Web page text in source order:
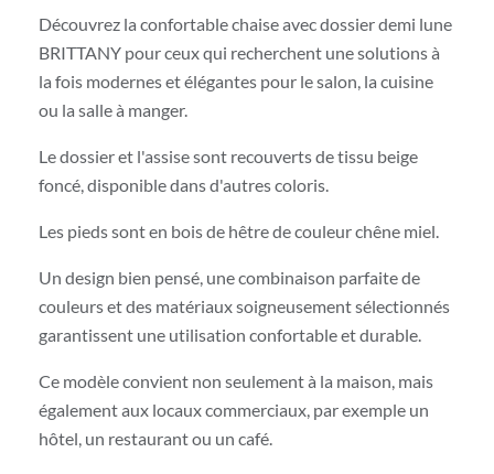
Découvrez la confortable chaise avec dossier demi lune
BRITTANY pour ceux qui recherchent une solutions à
la fois modernes et élégantes pour le salon, la cuisine
ou la salle à manger.
Le dossier et l'assise sont recouverts de tissu beige
foncé, disponible dans d'autres coloris.
Les pieds sont en bois de hêtre de couleur chêne miel.
Un design bien pensé, une combinaison parfaite de
couleurs et des matériaux soigneusement sélectionnés
garantissent une utilisation confortable et durable.
Ce modèle convient non seulement à la maison, mais
également aux locaux commerciaux, par exemple un
hôtel, un restaurant ou un café.